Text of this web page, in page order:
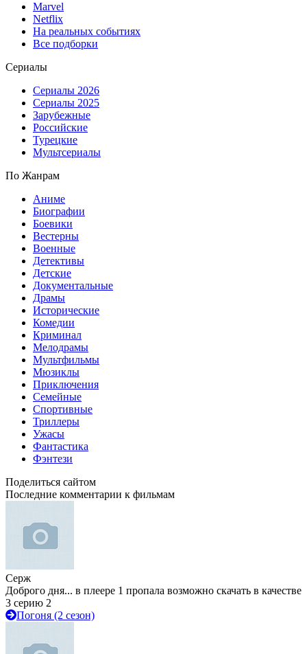
Marvel
Netflix
На реальных событиях
Все подборки
Сериалы
Сериалы 2026
Сериалы 2025
Зарубежные
Российские
Турецкие
Мультсериалы
По Жанрам
Аниме
Биографии
Боевики
Вестерны
Военные
Детективы
Детские
Документальные
Драмы
Исторические
Комедии
Криминал
Мелодрамы
Мультфильмы
Мюзиклы
Приключения
Семейные
Спортивные
Триллеры
Ужасы
Фантастика
Фэнтези
Поделиться сайтом
Последние комментарии к фильмам
Серж
Доброго дня... в плеере 1 пропала возможно скачать в качестве
3 серию 2
Погоня (2 сезон)